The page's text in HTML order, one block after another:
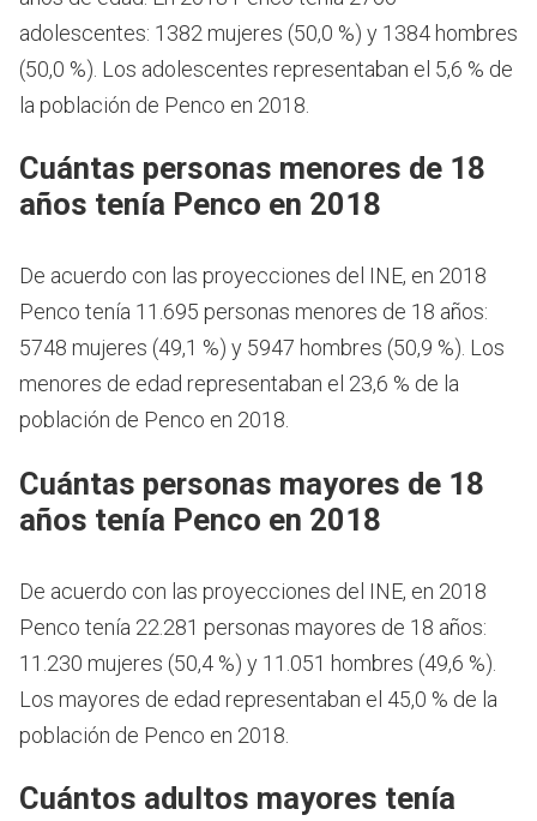
adolescentes: 1382 mujeres (50,0 %) y 1384 hombres
(50,0 %). Los adolescentes representaban el 5,6 % de
la población de Penco en 2018.
Cuántas personas menores de 18
años tenía Penco en 2018
De acuerdo con las proyecciones del INE, en 2018
Penco tenía 11.695 personas menores de 18 años:
5748 mujeres (49,1 %) y 5947 hombres (50,9 %). Los
menores de edad representaban el 23,6 % de la
población de Penco en 2018.
Cuántas personas mayores de 18
años tenía Penco en 2018
De acuerdo con las proyecciones del INE, en 2018
Penco tenía 22.281 personas mayores de 18 años:
11.230 mujeres (50,4 %) y 11.051 hombres (49,6 %).
Los mayores de edad representaban el 45,0 % de la
población de Penco en 2018.
Cuántos adultos mayores tenía